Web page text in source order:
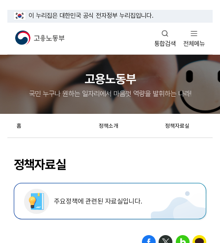
이 누리집은 대한민국 공식 전자정부 누리집입니다.
통합검색
열기
전체메뉴
열기
고용노동부
국민 누구나 원하는 일자리에서 마음껏 역량을 발휘하는 나라!
정책자료실
홈 정책소개 정책자료실
주요정책에 관련된 자료실입니다.